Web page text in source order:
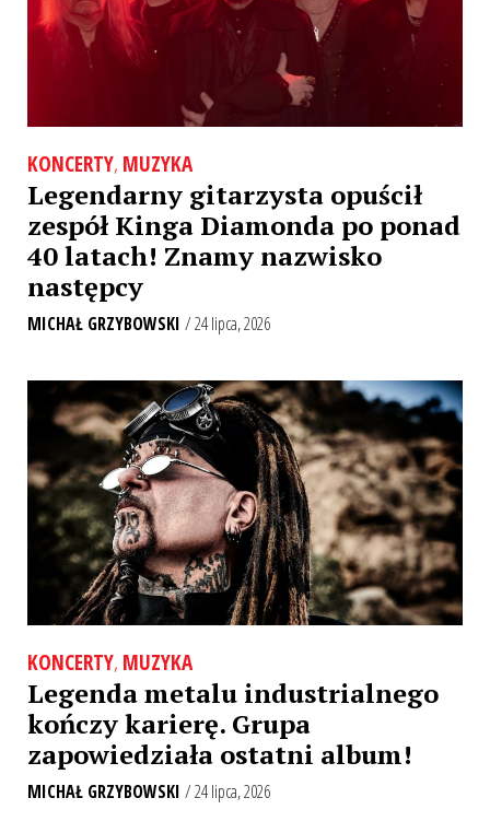
KONCERTY, MUZYKA
Legendarny gitarzysta opuścił
zespół Kinga Diamonda po ponad
40 latach! Znamy nazwisko
następcy
MICHAŁ GRZYBOWSKI / 24 lipca, 2026
KONCERTY, MUZYKA
Legenda metalu industrialnego
kończy karierę. Grupa
zapowiedziała ostatni album!
MICHAŁ GRZYBOWSKI / 24 lipca, 2026